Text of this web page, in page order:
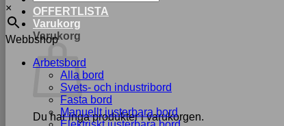
OFFERTLISTA
Varukorg
Varukorg
Du har inga produkter i varukorgen.
×
Webbshop
Arbetsbord
Alla bord
Svets- och industribord
Fasta bord
Manuellt justerbara bord